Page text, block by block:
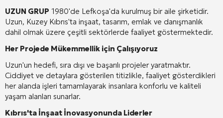
UZUN GRUP 1980'de Lefkoşa'da kurulmuş bir aile şirketidir.
Uzun, Kuzey Kıbrıs'ta inşaat, tasarım, emlak ve danışmanlık
dahil olmak üzere çeşitli sektörlerde faaliyet göstermektedir.
Her Projede Mükemmellik için Çalışıyoruz
Uzun'un hedefi, sıra dışı ve başarılı projeler yaratmaktır.
Ciddiyet ve detaylara gösterilen titizlikle, faaliyet gösterdikleri
her alanda işleri tamamlayarak insanlara konforlu ve kaliteli
yaşam alanları sunarlar.
Kıbrıs'ta İnşaat İnovasyonunda Liderler